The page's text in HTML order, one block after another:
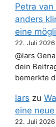
Petra
anders
eine
22. Juli 2026
@lars
dein
bemerkte
lars zu
eine
22. Juli 2026